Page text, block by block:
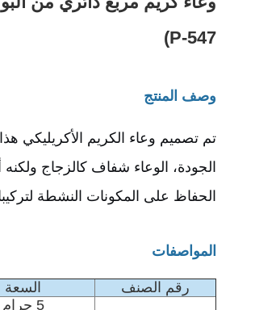
P-547)
وصف المنتج
تم تصميم وعاء الكريم الأكريليكي
الحفاظ على المكونات النشطة
المواصفات
رقم الصنف السعة
5 جرام